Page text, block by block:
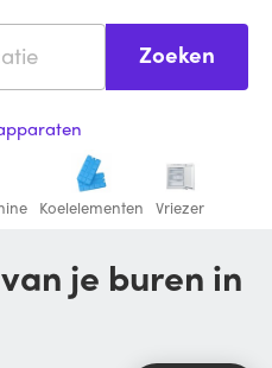
Zoeken
Koelelementen Vriezer